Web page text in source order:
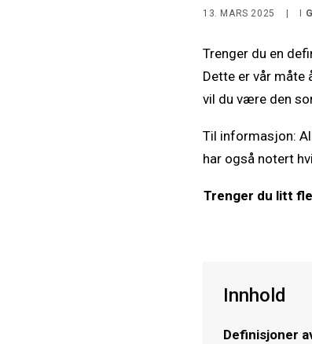
13. MARS 2025
Trenger du en
Dette er vår måte
vil du være den
Til informasjon:
har også notert
Trenger du litt
Innhold
Definisjoner